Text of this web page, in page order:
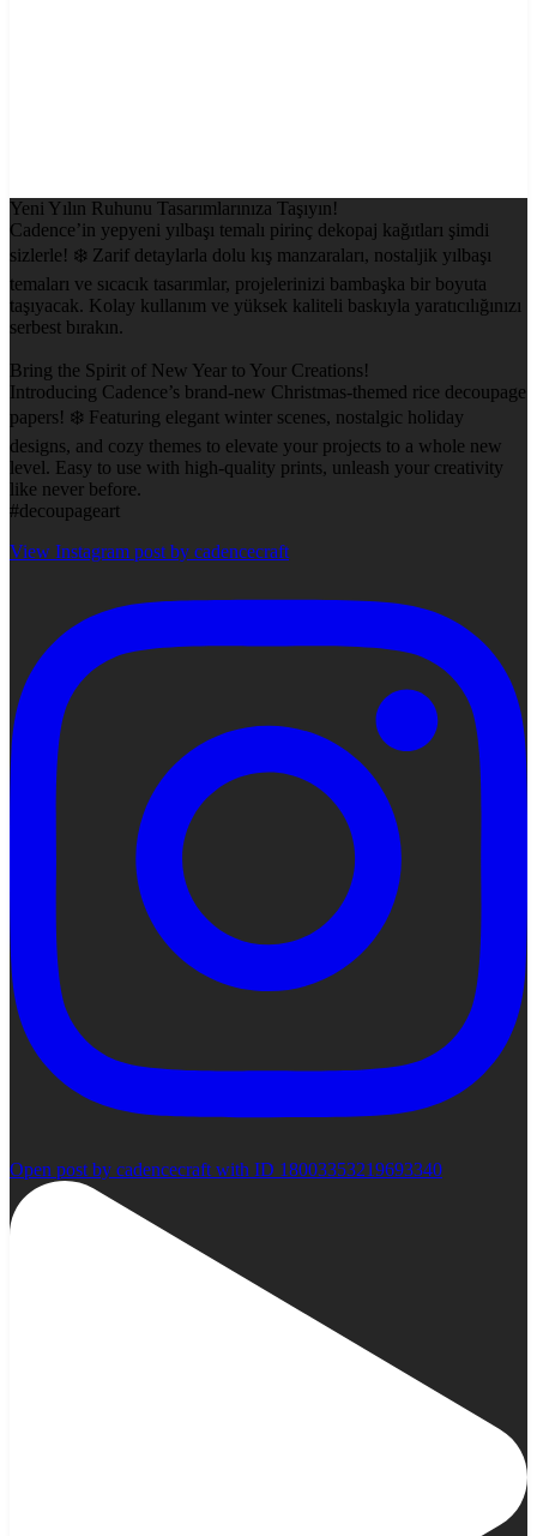
Yeni Yılın Ruhunu Tasarımlarınıza Taşıyın!
Cadence’in yepyeni yılbaşı temalı pirinç dekopaj kağıtları şimdi
sizlerle! ❄️ Zarif detaylarla dolu kış manzaraları, nostaljik yılbaşı
temaları ve sıcacık tasarımlar, projelerinizi bambaşka bir boyuta
taşıyacak. Kolay kullanım ve yüksek kaliteli baskıyla yaratıcılığınızı
serbest bırakın.
Bring the Spirit of New Year to Your Creations!
Introducing Cadence’s brand-new Christmas-themed rice decoupage
papers! ❄️ Featuring elegant winter scenes, nostalgic holiday
designs, and cozy themes to elevate your projects to a whole new
level. Easy to use with high-quality prints, unleash your creativity
like never before.
#decoupageart
View Instagram post by cadencecraft
Open post by cadencecraft with ID 18003353219693340